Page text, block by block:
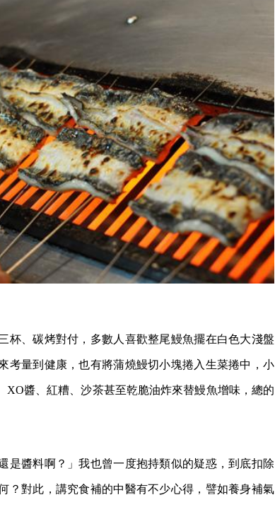
杯、碳烤對付，多數人喜歡整尾鰻魚擺在白色大淺盤
考量到健康，也有將蒲燒鰻切小塊捲入生菜捲中，小
醬、紅糟、沙茶甚至乾脆油炸來替鰻魚增味，總的
是醬料啊？」我也曾一度抱持類似的疑惑，到底扣除
？對此，講究食補的中醫有不少心得，譬如養身補氣